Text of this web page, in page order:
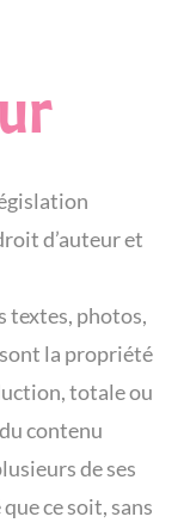
d’auteur et
textes, photos,
la propriété
totale ou
contenu
de ses
ce soit, sans